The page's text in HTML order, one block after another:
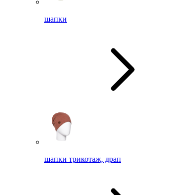
шапки
шапки трикотаж, драп